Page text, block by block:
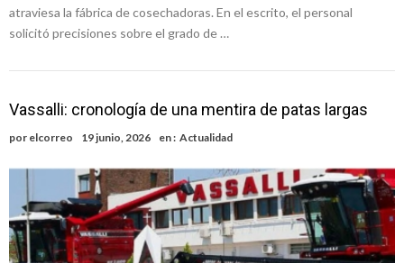
atraviesa la fábrica de cosechadoras. En el escrito, el personal
solicitó precisiones sobre el grado de …
Vassalli: cronología de una mentira de patas largas
por elcorreo 19 junio, 2026 en : Actualidad